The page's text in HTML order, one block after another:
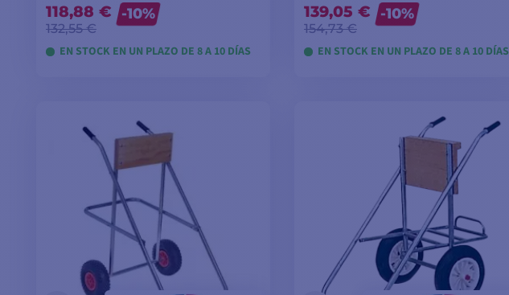
118,88 €
132,55 €
-10%
EN STOCK EN UN PLAZO DE 8 A 10 DÍAS
139,05 €
154,73 €
-10%
EN STOCK EN UN PLAZO DE 8 A 10 DÍAS